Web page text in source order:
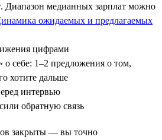
Диапазон медианных зарплат можно
ожидаемых и предлагаемых
цифрами
себе: 1–2 предложения о том,
хотите дальше
интервью
обратную связь
закрыты — вы точно